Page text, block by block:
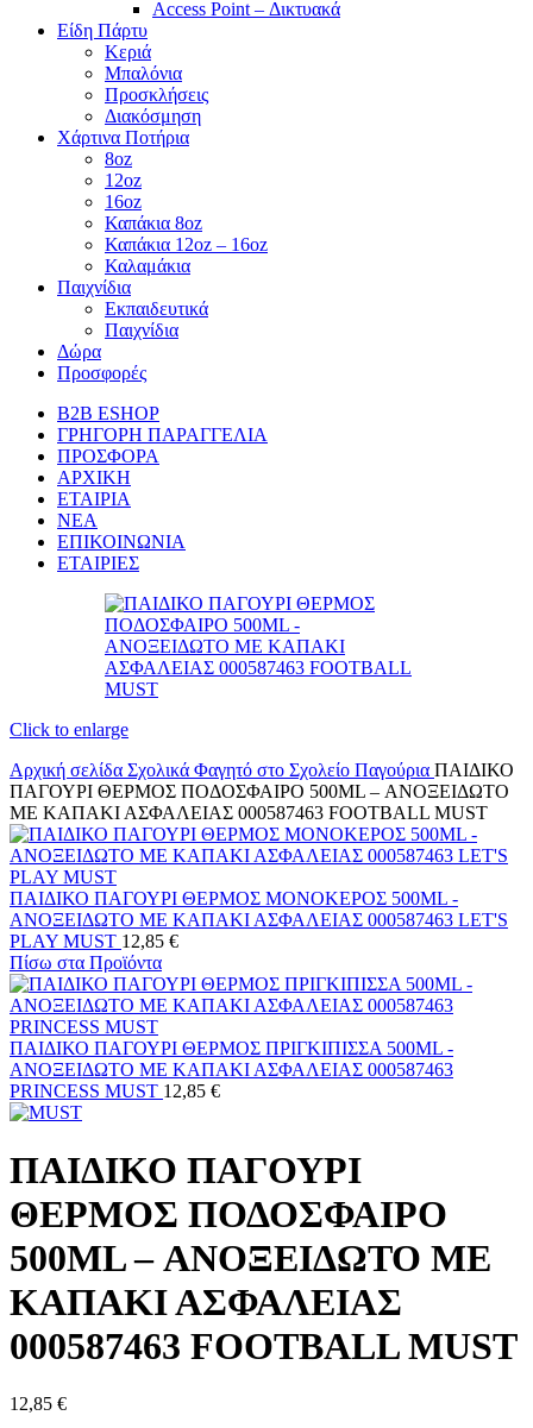
Access Point – Δικτυακά
Είδη Πάρτυ
Κεριά
Μπαλόνια
Προσκλήσεις
Διακόσμηση
Χάρτινα Ποτήρια
8oz
12oz
16oz
Καπάκια 8oz
Καπάκια 12oz – 16oz
Καλαμάκια
Παιχνίδια
Εκπαιδευτικά
Παιχνίδια
Δώρα
Προσφορές
B2B ESHOP
ΓΡΗΓΟΡΗ ΠΑΡΑΓΓΕΛΙΑ
ΠΡΟΣΦΟΡΑ
ΑΡΧΙΚΗ
ΕΤΑΙΡΙΑ
ΝΕΑ
ΕΠΙΚΟΙΝΩΝΙΑ
ΕΤΑΙΡΙΕΣ
Click to enlarge
Αρχική σελίδα Σχολικά Φαγητό στο Σχολείο Παγούρια ΠΑΙΔΙΚΟ
ΠΑΓΟΥΡΙ ΘΕΡΜΟΣ ΠΟΔΟΣΦΑΙΡΟ 500ML – ΑΝΟΞΕΙΔΩΤΟ
ΜΕ ΚΑΠΑΚΙ ΑΣΦΑΛΕΙΑΣ 000587463 FOOTBALL MUST
ΠΑΙΔΙΚΟ ΠΑΓΟΥΡΙ ΘΕΡΜΟΣ ΜΟΝΟΚΕΡΟΣ 500ML -
ΑΝΟΞΕΙΔΩΤΟ ΜΕ ΚΑΠΑΚΙ ΑΣΦΑΛΕΙΑΣ 000587463 LET'S
PLAY MUST 12,85 €
Πίσω στα Προϊόντα
ΠΑΙΔΙΚΟ ΠΑΓΟΥΡΙ ΘΕΡΜΟΣ ΠΡΙΓΚΙΠΙΣΣΑ 500ML -
ΑΝΟΞΕΙΔΩΤΟ ΜΕ ΚΑΠΑΚΙ ΑΣΦΑΛΕΙΑΣ 000587463
PRINCESS MUST 12,85 €
ΠΑΙΔΙΚΟ ΠΑΓΟΥΡΙ
ΘΕΡΜΟΣ ΠΟΔΟΣΦΑΙΡΟ
500ML – ΑΝΟΞΕΙΔΩΤΟ ΜΕ
ΚΑΠΑΚΙ ΑΣΦΑΛΕΙΑΣ
000587463 FOOTBALL MUST
12,85 €